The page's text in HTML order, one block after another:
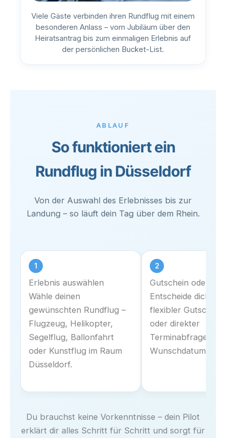
Viele Gäste verbinden ihren Rundflug mit einem
besonderen Anlass – vom Jubiläum über den
Heiratsantrag bis zum einmaligen Erlebnis auf
der persönlichen Bucket-List.
ABLAUF
So funktioniert ein
Rundflug in Düsseldorf
Von der Auswahl des Erlebnisses bis zur
Landung – so läuft dein Tag über dem Rhein.
1
Erlebnis auswählen
Wähle deinen
gewünschten Rundflug –
Flugzeug, Helikopter,
Segelflug, Ballonfahrt
oder Kunstflug im Raum
Düsseldorf.
2
Gutschein oder
Entscheide dich
flexibler
oder direkter
Terminabfrage für
Wunschdatum.
Du brauchst keine Vorkenntnisse – dein Pilot
erklärt dir alles Schritt für Schritt und sorgt für